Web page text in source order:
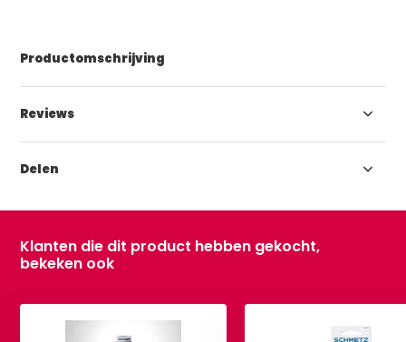
Productomschrijving
Reviews
Delen
Klanten die dit product hebben gekocht,
bekeken ook